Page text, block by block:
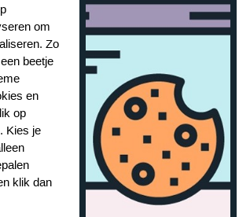
Pia Rossini ola trousers
Black
om
Zo
beetje
en
op
Kies je
klik dan